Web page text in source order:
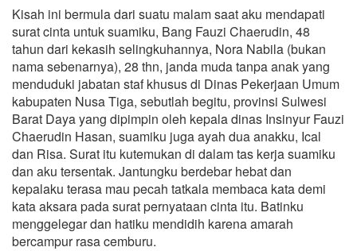
Kisah ini bermula dari suatu malam saat aku mendapati
surat cinta untuk suamiku, Bang Fauzi Chaerudin, 48
tahun dari kekasih selingkuhannya, Nora Nabila (bukan
nama sebenarnya), 28 thn, janda muda tanpa anak yang
menduduki jabatan staf khusus di Dinas Pekerjaan Umum
kabupaten Nusa Tiga, sebutlah begitu, provinsi Sulwesi
Barat Daya yang dipimpin oleh kepala dinas Insinyur Fauzi
Chaerudin Hasan, suamiku juga ayah dua anakku, Ical
dan Risa. Surat itu kutemukan di dalam tas kerja suamiku
dan aku tersentak. Jantungku berdebar hebat dan
kepalaku terasa mau pecah tatkala membaca kata demi
kata aksara pada surat pernyataan cinta itu. Batinku
menggelegar dan hatiku mendidih karena amarah
bercampur rasa cemburu.